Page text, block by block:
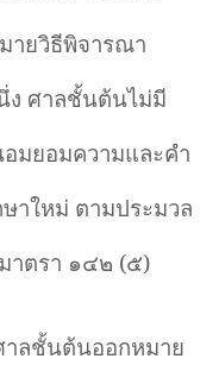
ายวิธีพิจารณา
ง ศาลชั้นต้นไม่มี
มยอมความและคำ
าใหม่ ตามประมวล
าตรา ๑๔๒ (๕)
าลชั้นต้นออกหมาย